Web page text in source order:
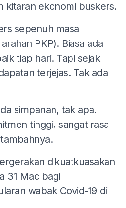
kitaran ekonomi buskers.
sepenuh masa
PKP). Biasa ada
tiap hari. Tapi sejak
terjejas. Tak ada
simpanan, tak apa.
tinggi, sangat rasa
dikuatkuasakan
31 Mac bagi
wabak Covid-19 di